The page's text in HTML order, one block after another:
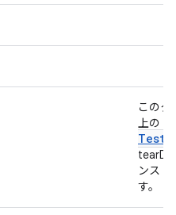
このク
上の
Test
ンスト
す。